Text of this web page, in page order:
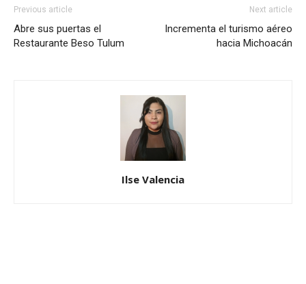
Previous article
Abre sus puertas el
Restaurante Beso Tulum
Next article
Incrementa el turismo aéreo
hacia Michoacán
Ilse Valencia